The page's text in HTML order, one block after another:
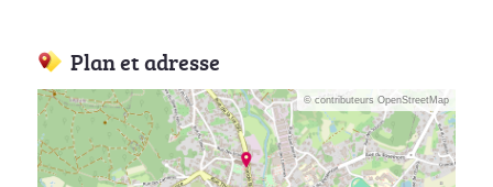
Plan et adresse
© contributeurs OpenStreetMap